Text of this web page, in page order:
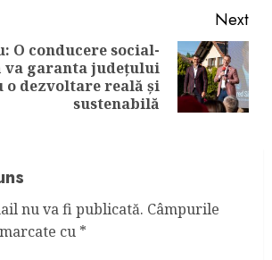
Next
O conducere social-
va garanta județului
o dezvoltare reală și
sustenabilă
nu va fi publicată. Câmpurile
cu *